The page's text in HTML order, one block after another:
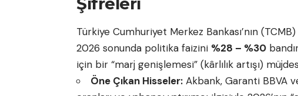
Türkiye Cumhuriyet Merkez Bankası’nın
2026 sonunda politika faizini %28 – %30
için bir “marj genişlemesi” (kârlılık artışı)
Öne Çıkan Hisseler: Akbank, Garanti BBVA